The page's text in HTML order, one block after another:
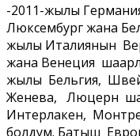
-2011-жылы
Люксембург жана
жылы Италиянын
жана Венеция
жылы Бельгия,
Женева, Люцерн
Интерлакен,
болдум. Батыш